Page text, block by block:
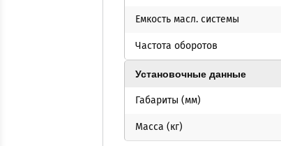
Емкость масл. системы
Частота оборотов
Установочные данные
Габариты (мм)
Масса (кг)